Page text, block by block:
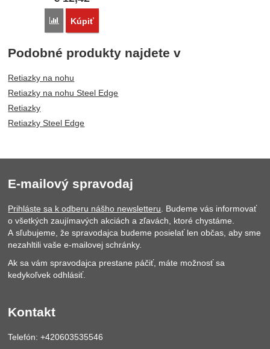
Porovnať
Kúpiť
Podobné produkty najdete v
Retiazky na nohu
Retiazky na nohu Steel Edge
Retiazky
Retiazky Steel Edge
E-mailový spravodaj
Prihláste sa k odberu nášho newsletteru . Budeme vás informovať
o všetkých zaujímavých akciách a zľavách, ktoré chystáme.
A sľubujeme, že spravodajca budeme posielať len občas, aby sme
nezahltili vaše e-mailovej schránky.
Ak sa vám spravodajca prestane páčiť, máte možnosť sa
kedykoľvek odhlásiť.
Kontakt
Telefón: +420603535546